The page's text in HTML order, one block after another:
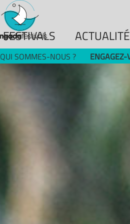
FESTIVALS
QUI SOMMES-NOUS ? ENGAGEZ-